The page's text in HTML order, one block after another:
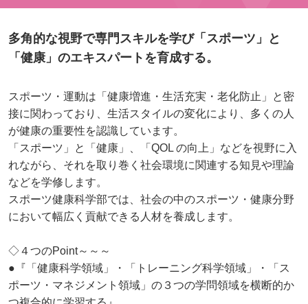
多角的な視野で専門スキルを学び「スポーツ」と
「健康」のエキスパートを育成する。
スポーツ・運動は「健康増進・生活充実・老化防止」と密
接に関わっており、生活スタイルの変化により、多くの人
が健康の重要性を認識しています。
「スポーツ」と「健康」、「QOL の向上」などを視野に入
れながら、それを取り巻く社会環境に関連する知見や理論
などを学修します。
スポーツ健康科学部では、社会の中のスポーツ・健康分野
において幅広く貢献できる人材を養成します。
◇４つのPoint～～～
●『「健康科学領域」・「トレーニング科学領域」・「ス
ポーツ・マネジメント領域」の３つの学問領域を横断的か